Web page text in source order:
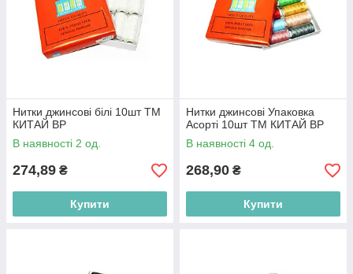
Нитки джинсові білі 10шт ТМ
КИТАЙ BP
В наявності 2 од.
274,89 ₴
Купити
Нитки джинсові Упаковка
Асорті 10шт ТМ КИТАЙ BP
В наявності 4 од.
268,90 ₴
Купити